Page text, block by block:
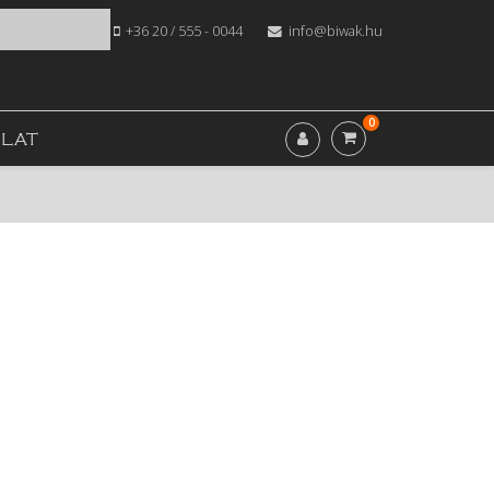
+36 20 / 555 - 0044 info@biwak.hu
0